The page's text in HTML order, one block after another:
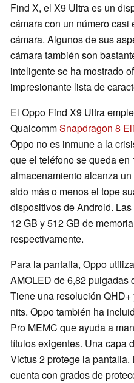
Find X, el X9 Ultra es un
cámara con un número
cámara. Algunos de sus
cámara también son
inteligente se ha mostrado
impresionante lista de
El Oppo Find X9 Ultra
QualcommSnapdragon 8
Oppo no es inmune a la
que el teléfono se queda en
almacenamiento alcanza
sido más o menos el tope
dispositivos de Android.
12 GB y 512 GB de
respectivamente.
Para la pantalla, Oppo
AMOLED de 6,82 pulgadas
Tiene una resolución
nits. Oppo también ha
Pro MEMC que ayuda a
títulos exigentes. Una capa
Victus 2 protege la pantalla.
cuenta con grados de